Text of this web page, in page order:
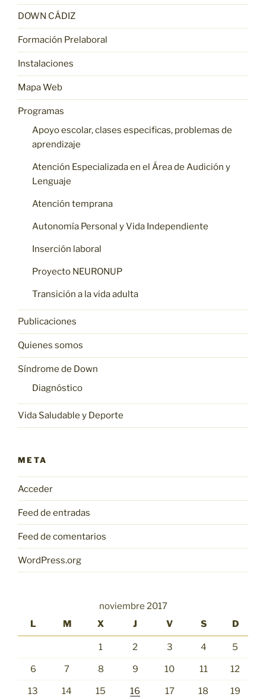
DOWN CÁDIZ
Formación Prelaboral
Instalaciones
Mapa Web
Programas
Apoyo escolar, clases especificas, problemas de
aprendizaje
Atención Especializada en el Área de Audición y
Lenguaje
Atención temprana
Autonomía Personal y Vida Independiente
Inserción laboral
Proyecto NEURONUP
Transición a la vida adulta
Publicaciones
Quienes somos
Síndrome de Down
Diagnóstico
Vida Saludable y Deporte
META
Acceder
Feed de entradas
Feed de comentarios
WordPress.org
noviembre 2017
L
M X J V S D
1 2 3 4 5
6 7 8 9 10 11 12
13 14 15 16 17 18 19